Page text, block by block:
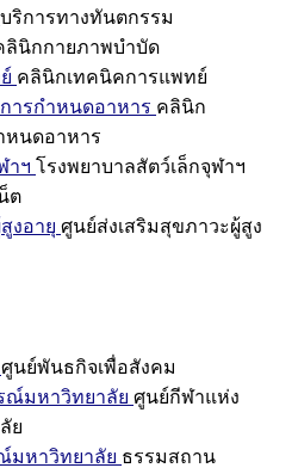
บริการทางทันตกรรม
ลินิกกายภาพบำบัด
คลินิกเทคนิคการแพทย์
ารกำหนดอาหาร คลินิก
หนดอาหาร
าฯ โรงพยาบาลสัตว์เล็กจุฬาฯ
ต
งอายุ ศูนย์ส่งเสริมสุขภาวะผู้สูง
ศูนย์พันธกิจเพื่อสังคม
ณ์มหาวิทยาลัย ศูนย์กีฬาแห่ง
ย
มหาวิทยาลัย ธรรมสถาน